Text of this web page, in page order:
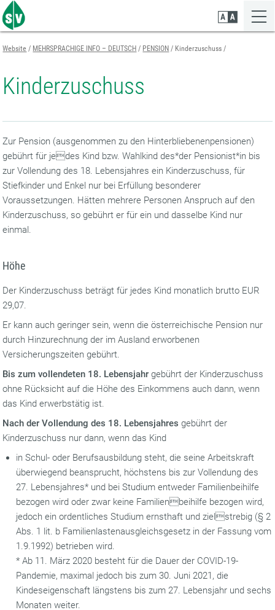
Zum
Seiteninhalt
springen
Zur
Navigation
springen
Zur
Mobilen
Navigation
springen
Website MEHRSPRACHIGE INFO – DEUTSCH PENSION Kinderzuschuss
Kinderzuschuss
Zur Pension (ausgenommen zu den Hinterbliebenenpensionen)
gebührt für jedes Kind bzw. Wahlkind des*der Pensionist*in bis
zur Vollendung des 18. Lebensjahres ein Kinderzuschuss, für
Stiefkinder und Enkel nur bei Erfüllung besonderer
Voraussetzungen. Hätten mehrere Personen Anspruch auf den
Kinderzuschuss, so gebührt er für ein und dasselbe Kind nur
einmal.
Höhe
Der Kinderzuschuss beträgt für jedes Kind monatlich brutto EUR
29,07.
Er kann auch geringer sein, wenn die österreichische Pension nur
durch Hinzurechnung der im Ausland erworbenen
Versicherungszeiten gebührt.
Bis zum vollendeten 18. Lebensjahr gebührt der Kinderzuschuss
ohne Rücksicht auf die Höhe des Einkommens auch dann, wenn
das Kind erwerbstätig ist.
Nach der Vollendung des 18. Lebensjahresgebührt der
Kinderzuschuss nur dann, wenn das Kind
in Schul- oder Berufsausbildung steht, die seine Arbeitskraft
überwiegend beansprucht, höchstens bis zur Vollendung des
27. Lebensjahres* und bei Studium entweder Familienbeihilfe
bezogen wird oder zwar keine Familienbeihilfe bezogen wird,
jedoch ein ordentliches Studium ernsthaft und zielstrebig (§ 2
Abs. 1 lit. b Familienlastenausgleichsgesetz in der Fassung vom
1.9.1992) betrieben wird.
* Ab 11. März 2020 besteht für die Dauer der COVID-19-
Pandemie, maximal jedoch bis zum 30. Juni 2021, die
Kindeseigenschaft längstens bis zum 27. Lebensjahr und sechs
Monaten weiter.